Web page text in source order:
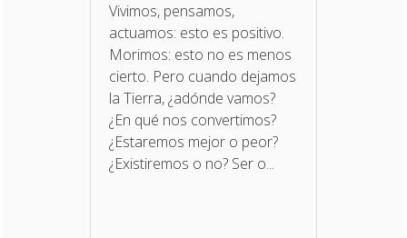
Vivimos, pensamos,
actuamos: esto es positivo.
Morimos: esto no es menos
cierto. Pero cuando dejamos
la Tierra, ¿adónde vamos?
¿En qué nos convertimos?
¿Estaremos mejor o peor?
¿Existiremos o no? Ser o...